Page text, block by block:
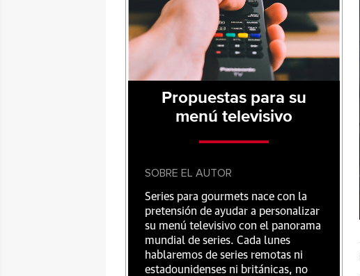
Propuestas para su
menú televisivo
SOBRE EL AUTOR
Series para gourmets nace con la
pretensión de ayudar a personalizar
su menú televisivo con el panorama
mundial de series. Cada lunes
hablaremos de series remotas ni
estadounidenses ni británicas, no